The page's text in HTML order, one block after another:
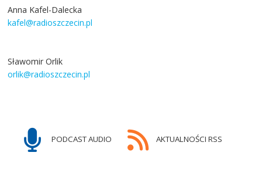
Anna Kafel-Dalecka
kafel@radioszczecin.pl
Sławomir Orlik
orlik@radioszczecin.pl
PODCAST AUDIO AKTUALNOŚCI RSS